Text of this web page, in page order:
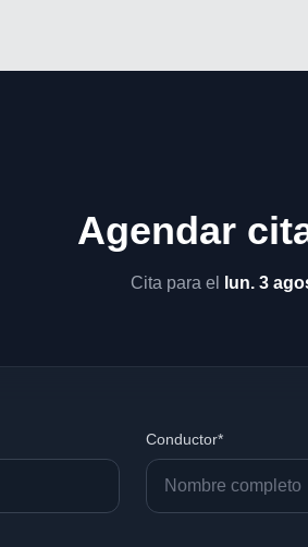
Agendar
Cita para el lun. 3
Conductor*